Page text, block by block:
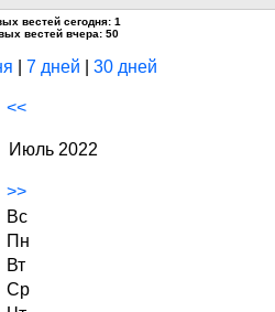
вестей сегодня: 1
вестей вчера: 50
7 дней 30 дней
<<
Июль 2022
>>
Вс
Пн
Вт
Ср